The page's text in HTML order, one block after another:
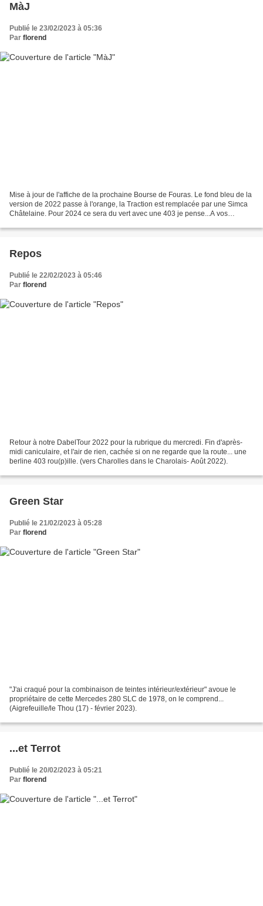
MàJ
Publié le 23/02/2023 à 05:36
Par florend
Mise à jour de l'affiche de la prochaine Bourse de Fouras. Le fond bleu de la
version de 2022 passe à l'orange, la Traction est remplacée par une Simca
Châtelaine. Pour 2024 ce sera du vert avec une 403 je pense...A vos
Repos
Publié le 22/02/2023 à 05:46
Par florend
Retour à notre DabelTour 2022 pour la rubrique du mercredi. Fin d'après-
midi caniculaire, et l'air de rien, cachée si on ne regarde que la route... une
berline 403 rou(p)ille. (vers Charolles dans le Charolais- Août 2022).
Green Star
Publié le 21/02/2023 à 05:28
Par florend
"J'ai craqué pour la combinaison de teintes intérieur/extérieur" avoue le
propriétaire de cette Mercedes 280 SLC de 1978, on le comprend...
(Aigrefeuille/le Thou (17) - février 2023).
...et Terrot
Publié le 20/02/2023 à 05:21
Par florend